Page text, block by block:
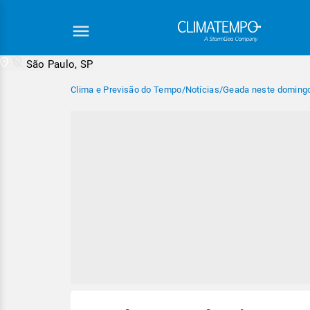
São Paulo, SP
Clima e Previsão do Tempo/Notícias/Geada neste